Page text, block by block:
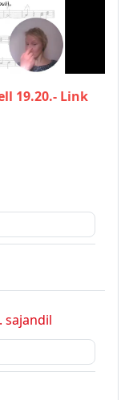
19.20.- Link
sajandil